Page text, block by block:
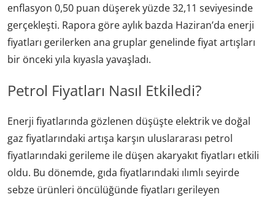
enflasyon 0,50 puan düşerek yüzde 32,11 seviyesinde
gerçekleşti. Rapora göre aylık bazda Haziran’da enerji
fiyatları gerilerken ana gruplar genelinde fiyat artışları
bir önceki yıla kıyasla yavaşladı.
Petrol Fiyatları Nasıl Etkiledi?
Enerji fiyatlarında gözlenen düşüşte elektrik ve doğal
gaz fiyatlarındaki artışa karşın uluslararası petrol
fiyatlarındaki gerileme ile düşen akaryakıt fiyatları etkili
oldu. Bu dönemde, gıda fiyatlarındaki ılımlı seyirde
sebze ürünleri öncülüğünde fiyatları gerileyen